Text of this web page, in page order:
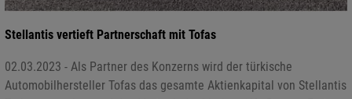
Stellantis vertieft Partnerschaft mit Tofas
02.03.2023 - Als Partner des Konzerns wird der türkische
Automobilhersteller Tofas das gesamte Aktienkapital von Stellantis